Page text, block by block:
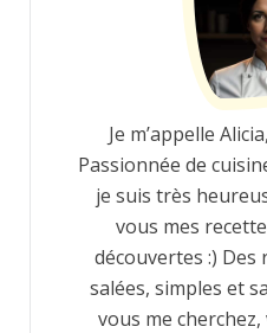
Je m’appelle
Passionnée de
je suis très
vous mes
découvertes :) Des
salées, simples et
vous me